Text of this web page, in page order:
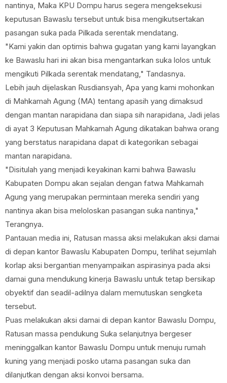
nantinya, Maka KPU Dompu harus segera mengeksekusi
keputusan Bawaslu tersebut untuk bisa mengikutsertakan
pasangan suka pada Pilkada serentak mendatang.
"Kami yakin dan optimis bahwa gugatan yang kami layangkan
ke Bawaslu hari ini akan bisa mengantarkan suka lolos untuk
mengikuti Pilkada serentak mendatang," Tandasnya.
Lebih jauh dijelaskan Rusdiansyah, Apa yang kami mohonkan
di Mahkamah Agung (MA) tentang apasih yang dimaksud
dengan mantan narapidana dan siapa sih narapidana, Jadi jelas
di ayat 3 Keputusan Mahkamah Agung dikatakan bahwa orang
yang berstatus narapidana dapat di kategorikan sebagai
mantan narapidana.
"Disitulah yang menjadi keyakinan kami bahwa Bawaslu
Kabupaten Dompu akan sejalan dengan fatwa Mahkamah
Agung yang merupakan permintaan mereka sendiri yang
nantinya akan bisa meloloskan pasangan suka nantinya,"
Terangnya.
Pantauan media ini, Ratusan massa aksi melakukan aksi damai
di depan kantor Bawaslu Kabupaten Dompu, terlihat sejumlah
korlap aksi bergantian menyampaikan aspirasinya pada aksi
damai guna mendukung kinerja Bawaslu untuk tetap bersikap
obyektif dan seadil-adilnya dalam memutuskan sengketa
tersebut.
Puas melakukan aksi damai di depan kantor Bawaslu Dompu,
Ratusan massa pendukung Suka selanjutnya bergeser
meninggalkan kantor Bawaslu Dompu untuk menuju rumah
kuning yang menjadi posko utama pasangan suka dan
dilanjutkan dengan aksi konvoi bersama.